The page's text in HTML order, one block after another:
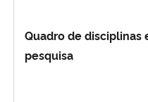
Quadro de disciplinas
pesquisa